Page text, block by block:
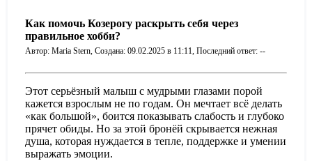
Как помочь Козерогу раскрыть себя через
правильное хобби?
Автор: Maria Stern, Создана: 09.02.2025 в 11:11, Последний ответ: --
Этот серьёзный малыш с мудрыми глазами порой
кажется взрослым не по годам. Он мечтает всё делать
«как большой», боится показывать слабость и глубоко
прячет обиды. Но за этой бронёй скрывается нежная
душа, которая нуждается в тепле, поддержке и умении
выражать эмоции.